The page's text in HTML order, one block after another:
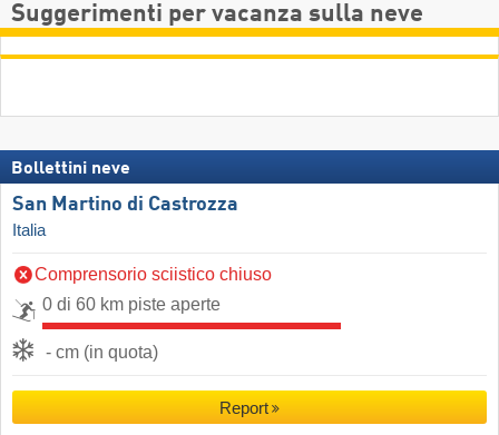
Suggerimenti per vacanza sulla neve
Bollettini neve
San Martino di Castrozza
Italia
Comprensorio sciistico chiuso
0 di 60 km piste aperte
- cm (in quota)
Report